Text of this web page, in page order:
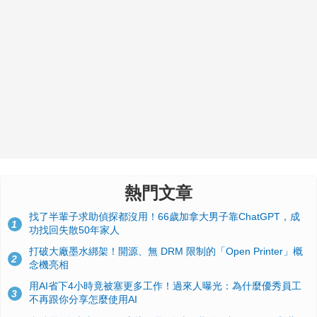
熱門文章
1
找了半輩子求助偵探都沒用！66歲加拿大男子靠ChatGPT，成
功找回失散50年家人
2
打破大廠墨水綁架！開源、無 DRM 限制的「Open Printer」概
念機亮相
3
用AI省下4小時竟被塞更多工作！過來人曝光：為什麼優秀員工
不再跟你分享怎麼使用AI